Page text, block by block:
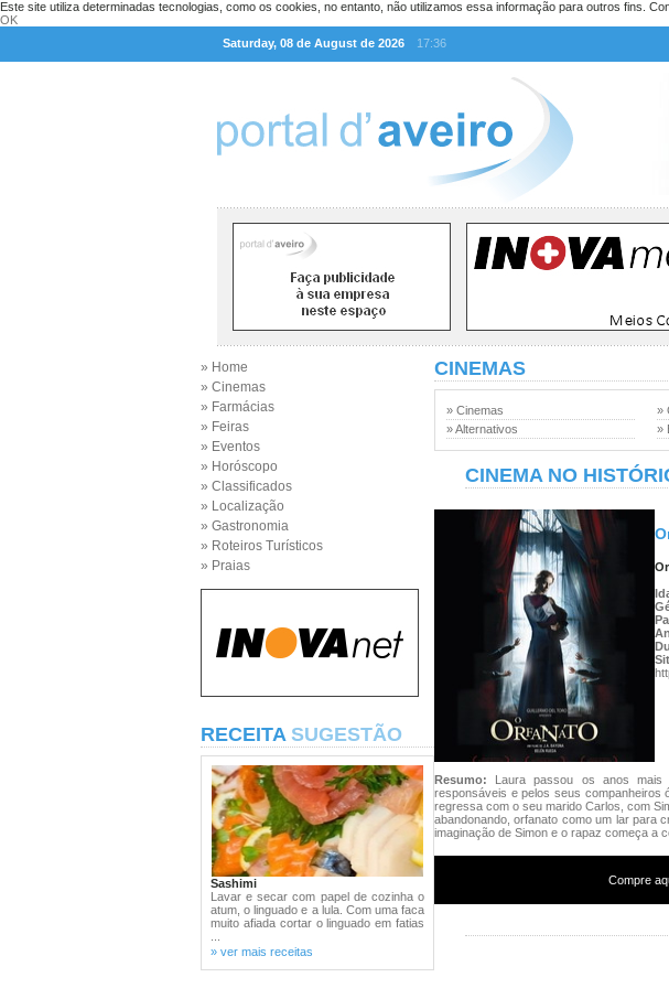
Este site utiliza determinadas tecnologias, como os cookies, no entanto, não utilizamos essa informação para outros fins.
OK
Saturday, 08 de August de 2026
17:36
» Home
» Cinemas
» Farmácias
» Feiras
» Eventos
» Horóscopo
» Classificados
» Localização
» Gastronomia
» Roteiros Turísticos
» Praias
RECEITA SUGESTÃO
Sashimi
Lavar e secar com papel de cozinha o
atum, o linguado e a lula. Com uma faca
muito afiada cortar o linguado em fatias
» ver mais receitas
CINEMAS
» Cinemas
» Alternativos
»
»
CINEMA NO
Resumo: Laura passou os anos mais
responsáveis e pelos seus companheiros
regressa com o seu marido Carlos, com
abandonando, orfanato como um lar para
imaginação de Simon e o rapaz começa a
Compre